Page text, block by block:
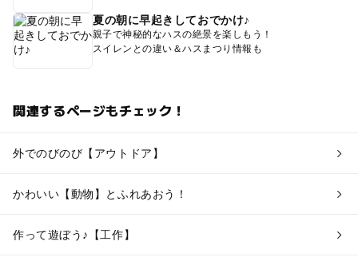
夏の朝に早起きしておでかけ♪
親子で神秘的なハスの絶景を楽しもう！
スイレンとの違い＆ハスまつり情報も
関連するページもチェック！
外でのびのび【アウトドア】
かわいい【動物】とふれあおう！
作って遊ぼう♪【工作】